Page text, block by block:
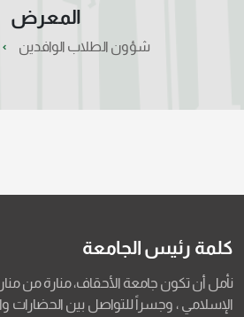
المعرض
شؤون الطلاب الوافدين
كلمة رئيس الجامعة
نأمل أن تكون جامعة الأحقاف، منارة من
الإسلامي ، وجسراً للتواصل بين الحضارات